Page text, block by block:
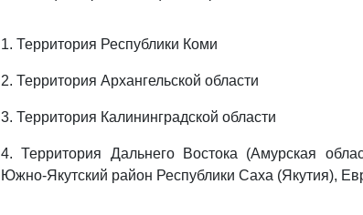
1. Территория Республики Коми
2. Территория Архангельской области
3. Территория Калининградской области
4. Территория Дальнего Востока (Амурская
Южно-Якутский район Республики Саха (Якутия),